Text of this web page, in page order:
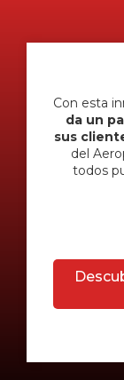
Con esta
da un
sus
del
todos